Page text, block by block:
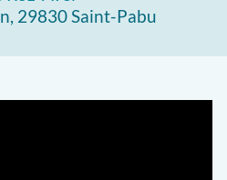
29830 Saint-Pabu